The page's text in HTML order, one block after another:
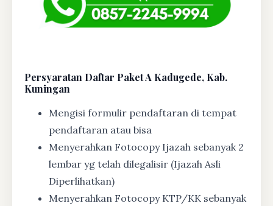
Persyaratan Daftar Paket A Kadugede, Kab.
Kuningan
Mengisi formulir pendaftaran di tempat
pendaftaran atau bisa
Menyerahkan Fotocopy Ijazah sebanyak 2
lembar yg telah dilegalisir (Ijazah Asli
Diperlihatkan)
Menyerahkan Fotocopy KTP/KK sebanyak